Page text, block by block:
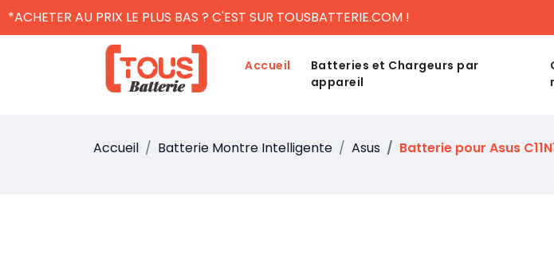
*ACHETER AU PRIX LE PLUS BAS ? C'EST SUR TOUSBATTERIE.COM !
Accueil
Batteries et Chargeurs par
appareil
Accueil Batterie Montre Intelligente Asus Batterie pour Asus